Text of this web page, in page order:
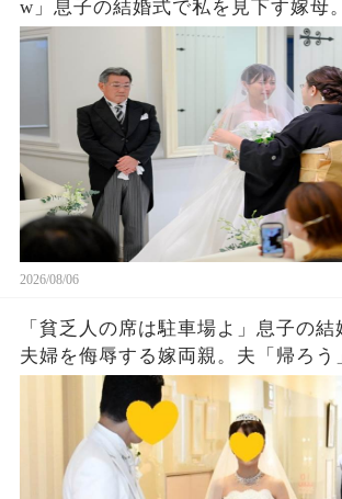
w」息子の結婚式で私を見下す嫁母
私を名前を呼ぶと外国人「久しぶり
長！」嫁母「え？」→壇上で完璧な
ラペラ話した結果
2026/08/06
「貧乏人の席は駐車場よ」息子の結
夫婦を侮辱する嫁両親。夫「帰ろう
ね…」翌日、ある衝撃の事実を知っ
大量着信が…w